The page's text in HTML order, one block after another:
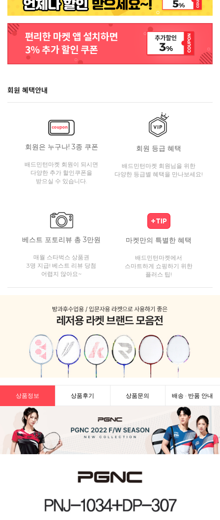
회원 혜택안내
회원은 누구나! 3종 쿠폰
배드민턴마켓 회원이 되시면
다양한 추가 할인쿠폰을
받으실 수 있습니다.
회원 등급 혜택
배드민턴마켓 회원님을 위한
다양한 등급별 혜택을 만나보세요!
베스트 포토리뷰 총 3만원
매월 스타벅스 상품권
3명 지급! 베스트 리뷰 당첨
어렵지 않아요~
마켓만의 특별한 혜택
배드민턴마켓에서
스마트하게 쇼핑하기 위한
플러스 팁!
상품정보 상품후기 상품문의 배송 · 반품 안내